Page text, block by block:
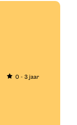
0 - 3 jaar